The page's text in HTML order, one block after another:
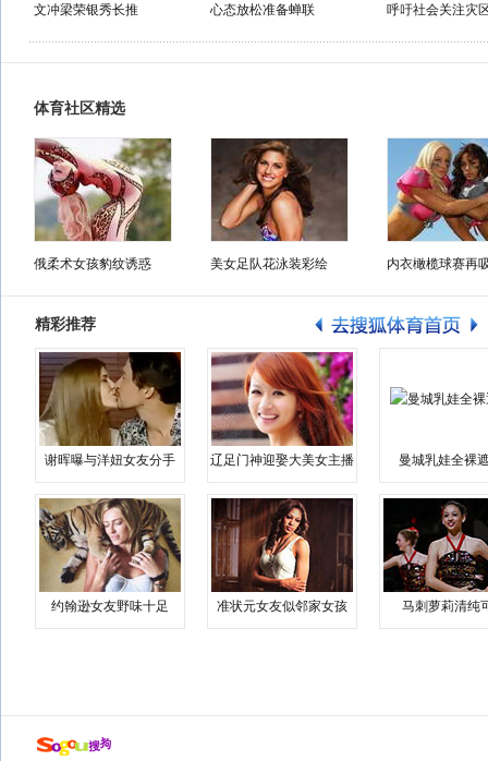
文冲梁荣银秀长推
心态放松准备蝉联
呼吁社会关注灾
体育社区精选
俄柔术女孩豹纹诱惑 美女足队花泳装彩绘 内衣橄榄球赛再
精彩推荐
谢晖曝与洋妞女友分手 辽足门神迎娶大美女主播 曼城乳娃全裸
约翰逊女友野味十足 准状元女友似邻家女孩 马刺萝莉清纯